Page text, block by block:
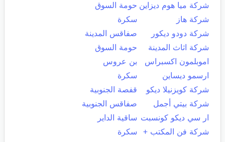
شركة ميا هوم ديزاين حومة السوق
شركة هاز
سكرة
شركة دودو ديكور
صفاقس المدينة
شركة اثاث المدينة
حومة السوق
اموبلمون اكسبراس
بن عروس
ارسمو ديساين
سكرة
شركة كويزنيلا ديكو
قفصة الجنوبية
شركة بيتي أجمل
صفاقس الجنوبية
ار سي ديكو كونسبت ساقية الداير
شركة فن المكتب +
سكرة